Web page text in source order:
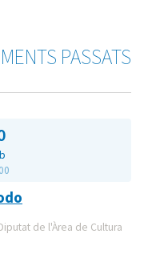
PASSATS
de l'Àrea de Cultura